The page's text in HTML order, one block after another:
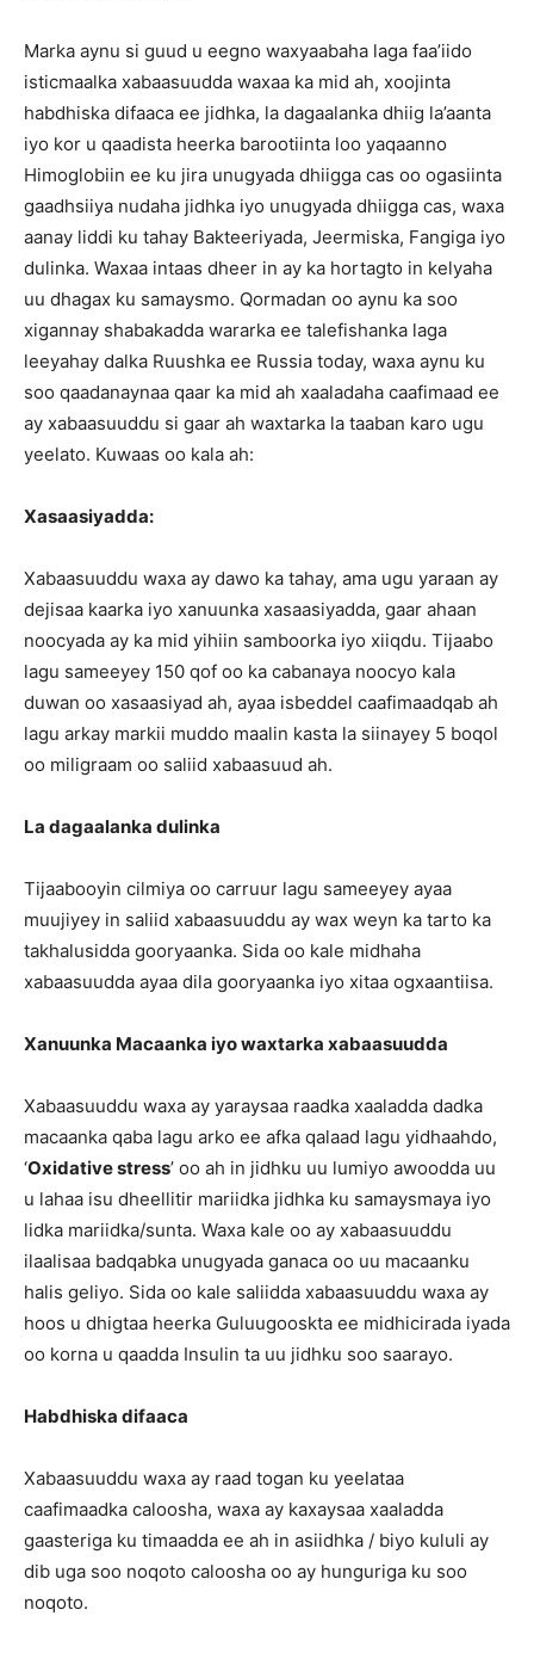
Marka aynu si guud u eegno waxyaabaha laga faa’iido
isticmaalka xabaasuudda waxaa ka mid ah, xoojinta
habdhiska difaaca ee jidhka, la dagaalanka dhiig la’aanta
iyo kor u qaadista heerka barootiinta loo yaqaanno
Himoglobiin ee ku jira unugyada dhiigga cas oo ogasiinta
gaadhsiiya nudaha jidhka iyo unugyada dhiigga cas, waxa
aanay liddi ku tahay Bakteeriyada, Jeermiska, Fangiga iyo
dulinka. Waxaa intaas dheer in ay ka hortagto in kelyaha
uu dhagax ku samaysmo. Qormadan oo aynu ka soo
xigannay shabakadda wararka ee talefishanka laga
leeyahay dalka Ruushka ee Russia today, waxa aynu ku
soo qaadanaynaa qaar ka mid ah xaaladaha caafimaad ee
ay xabaasuuddu si gaar ah waxtarka la taaban karo ugu
yeelato. Kuwaas oo kala ah:
Xasaasiyadda:
Xabaasuuddu waxa ay dawo ka tahay, ama ugu yaraan ay
dejisaa kaarka iyo xanuunka xasaasiyadda, gaar ahaan
noocyada ay ka mid yihiin samboorka iyo xiiqdu. Tijaabo
lagu sameeyey 150 qof oo ka cabanaya noocyo kala
duwan oo xasaasiyad ah, ayaa isbeddel caafimaadqab ah
lagu arkay markii muddo maalin kasta la siinayey 5 boqol
oo miligraam oo saliid xabaasuud ah.
La dagaalanka dulinka
Tijaabooyin cilmiya oo carruur lagu sameeyey ayaa
muujiyey in saliid xabaasuuddu ay wax weyn ka tarto ka
takhalusidda gooryaanka. Sida oo kale midhaha
xabaasuudda ayaa dila gooryaanka iyo xitaa ogxaantiisa.
Xanuunka Macaanka iyo waxtarka xabaasuudda
Xabaasuuddu waxa ay yaraysaa raadka xaaladda dadka
macaanka qaba lagu arko ee afka qalaad lagu yidhaahdo,
‘Oxidative stress’ oo ah in jidhku uu lumiyo awoodda uu
u lahaa isu dheellitir mariidka jidhka ku samaysmaya iyo
lidka mariidka/sunta. Waxa kale oo ay xabaasuuddu
ilaalisaa badqabka unugyada ganaca oo uu macaanku
halis geliyo. Sida oo kale saliidda xabaasuuddu waxa ay
hoos u dhigtaa heerka Guluugooskta ee midhicirada iyada
oo korna u qaadda Insulin ta uu jidhku soo saarayo.
Habdhiska difaaca
Xabaasuuddu waxa ay raad togan ku yeelataa
caafimaadka caloosha, waxa ay kaxaysaa xaaladda
gaasteriga ku timaadda ee ah in asiidhka / biyo kululi ay
dib uga soo noqoto caloosha oo ay hunguriga ku soo
noqoto.